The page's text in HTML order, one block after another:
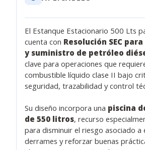
El Estanque Estacionario 500 Lts
cuenta con Resolución SEC
y suministro de petróleo
clave para operaciones que
combustible líquido clase II bajo
seguridad, trazabilidad y control
Su diseño incorpora una piscina
de 550 litros, recurso
para disminuir el riesgo asociado a
derrames y reforzar buenas